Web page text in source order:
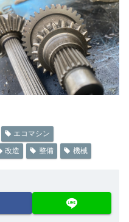
エコマシン
改造 整備 機械